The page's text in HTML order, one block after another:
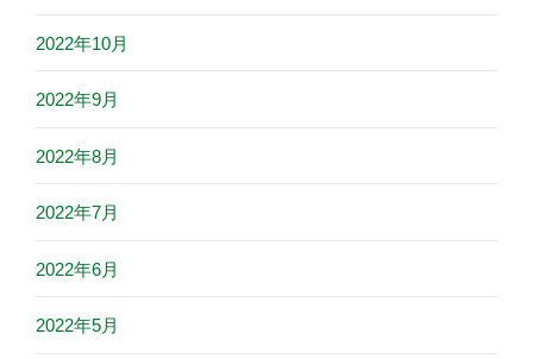
2022年10月
2022年9月
2022年8月
2022年7月
2022年6月
2022年5月